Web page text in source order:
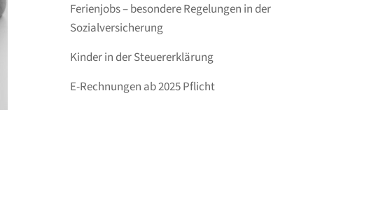
Ferienjobs – besondere Regelungen in der
Sozialversicherung
Kinder in der Steuererklärung
E-Rechnungen ab 2025 Pflicht